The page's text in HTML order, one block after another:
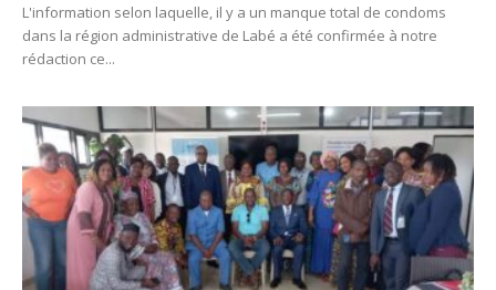
L'information selon laquelle, il y a un manque total de condoms
dans la région administrative de Labé a été confirmée à notre
rédaction ce...